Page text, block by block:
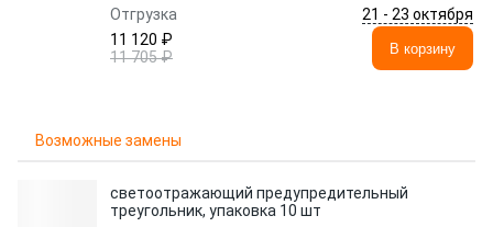
Отгрузка
21 - 23 октября
11 120 ₽
11 705 ₽
В корзину
Возможные замены
светоотражающий предупредительный
треугольник, упаковка 10 шт